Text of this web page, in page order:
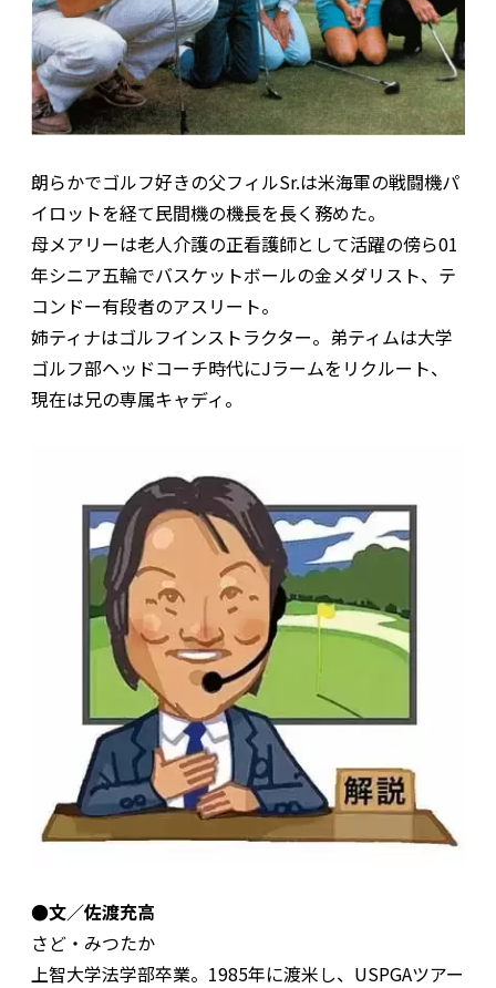
朗らかでゴルフ好きの父フィルSr.は米海軍の戦闘機パ
イロットを経て民間機の機長を長く務めた。
母メアリーは老人介護の正看護師として活躍の傍ら01
年シニア五輪でバスケットボールの金メダリスト、テ
コンドー有段者のアスリート。
姉ティナはゴルフインストラクター。弟ティムは大学
ゴルフ部ヘッドコーチ時代にJラームをリクルート、
現在は兄の専属キャディ。
●文／佐渡充高
さど・みつたか
上智大学法学部卒業。1985年に渡米し、USPGAツアー